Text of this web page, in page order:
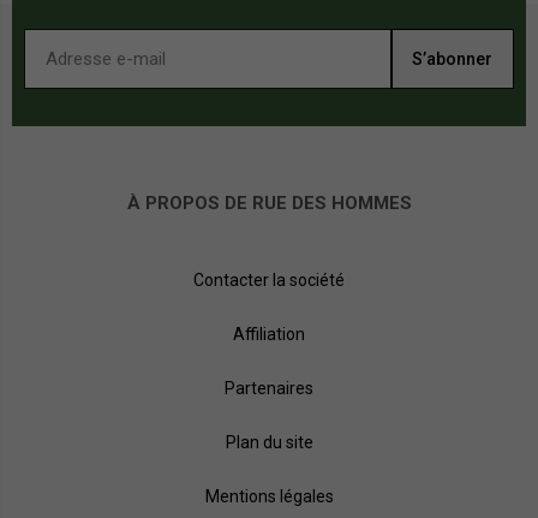
S’abonner
À PROPOS DE RUE DES HOMMES
Contacter la société
Affiliation
Partenaires
Plan du site
Mentions légales